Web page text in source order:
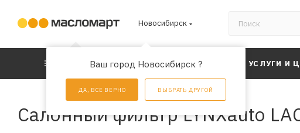
Новосибирск
Ваш город Новосибирск ?
ДА, ВСЕ ВЕРНО ВЫБРАТЬ ДРУГОЙ
КАТАЛОГ АКЦИИ УСЛУГИ И
Салонный фильтр LYNXauto